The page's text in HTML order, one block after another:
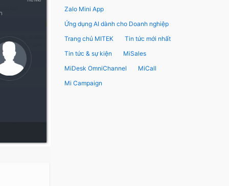
Zalo Mini App
Ứng dụng AI dành cho Doanh nghiệp
Trang chủ MITEK
Tin tức mới nhất
Tin tức & sự kiện
MiSales
MiDesk OmniChannel
MiCall
Mi Campaign